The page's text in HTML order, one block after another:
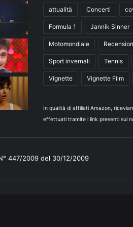
attualità Concerti
Formula 1 Jannik Sinner
Motomondiale
Sport invernali Tennis
Vignette Vignette Film
In qualità di affiliati Amazon,
effettuati tramite i link presenti sul
447/2009 del 30/12/2009